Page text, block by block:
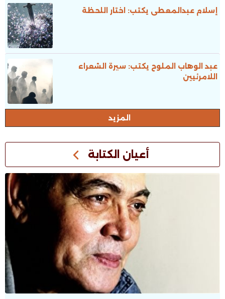
إسلام عبدالمعطى يكتب: اختار اللحظة
عبد الوهاب الملوح يكتب: سيرة الشعراء
اللامرئيين
المزيد
أعيان الكتابة